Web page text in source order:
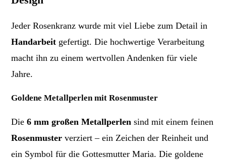
Jeder Rosenkranz wurde mit viel Liebe zum Detail in
Handarbeit gefertigt. Die hochwertige Verarbeitung
macht ihn zu einem wertvollen Andenken für viele
Jahre.
Goldene Metallperlen mit Rosenmuster
Die6 mm großen Metallperlen sind mit einem feinen
Rosenmuster verziert – ein Zeichen der Reinheit und
ein Symbol für die Gottesmutter Maria. Die goldene